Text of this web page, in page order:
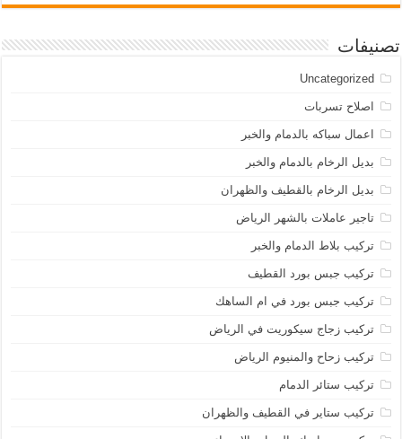
تصنيفات
Uncategorized
اصلاح تسربات
اعمال سباكه بالدمام والخبر
بديل الرخام بالدمام والخبر
بديل الرخام بالقطيف والظهران
تاجير عاملات بالشهر الرياض
تركيب بلاط الدمام والخبر
تركيب جبس بورد القطيف
تركيب جبس بورد في ام الساهك
تركيب زجاج سيكوريت في الرياض
تركيب زحاح والمنيوم الرياض
تركيب ستائر الدمام
تركيب ستاير في القطيف والظهران